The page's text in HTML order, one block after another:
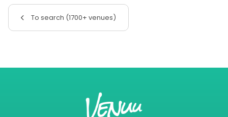
To search (1700+ venues)